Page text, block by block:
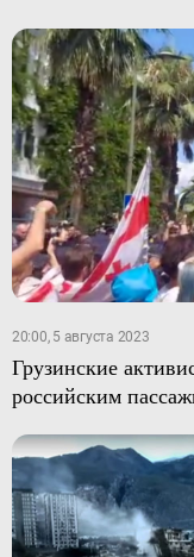
20:00, 5 августа 2023
Грузинские
российским